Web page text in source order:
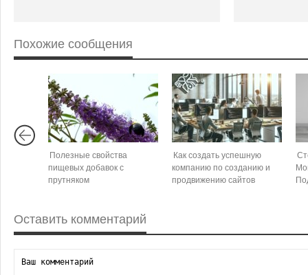
Похожие сообщения
Полезные свойства
пищевых добавок с
прутняком
Как создать успешную
компанию по созданию и
продвижению сайтов
Оставить комментарий